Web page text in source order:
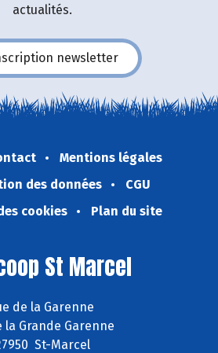
actualités.
newsletter
Mentions légales
des données
CGU
cookies
Plan du site
St Marcel
de la Garenne
la Grande Garenne
St-Marcel